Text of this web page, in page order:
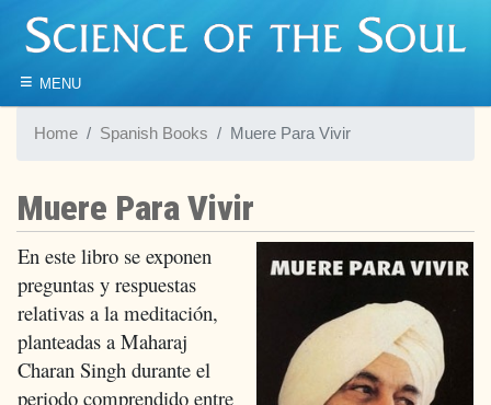
≡ MENU
Home Spanish Books Muere Para Vivir
Muere Para Vivir
En este libro se exponen
preguntas y respuestas
relativas a la meditación,
planteadas a Maharaj
Charan Singh durante el
periodo comprendido entre